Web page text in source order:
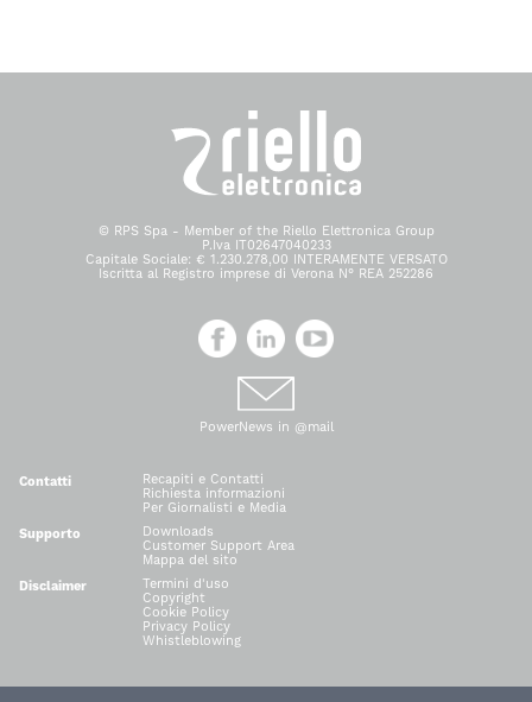
© RPS Spa - Member of the Riello Elettronica Group
P.Iva IT02647040233
Capitale Sociale: € 1.230.278,00 INTERAMENTE VERSATO
Iscritta al Registro imprese di Verona N° REA 252286
PowerNews in @mail
Contatti
Recapiti e Contatti
Richiesta informazioni
Per Giornalisti e Media
Supporto
Downloads
Customer Support Area
Mappa del sito
Disclaimer
Termini d'uso
Copyright
Cookie Policy
Privacy Policy
Whistleblowing